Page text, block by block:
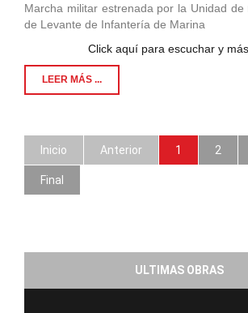
Marcha militar estrenada por la Unidad de
de Levante de Infantería de Marina
Click aquí para escuchar y
LEER MÁS ...
Inicio Anterior 1 2
Final
ULTIMAS OBRAS